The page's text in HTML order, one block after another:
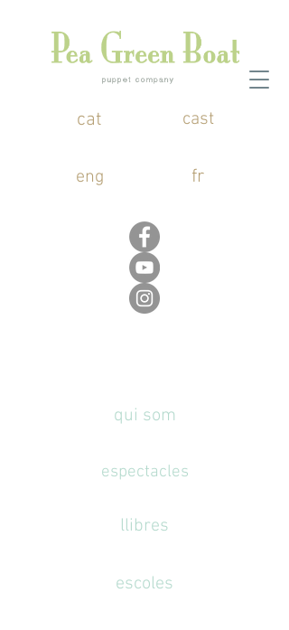
cat cast
eng fr
qui som
espectacles
llibres
escoles